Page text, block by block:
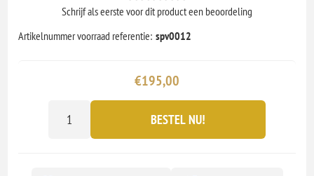
Schrijf als eerste voor dit product een beoordeling
Artikelnummer voorraad referentie: spv0012
€195,00
BESTEL NU!